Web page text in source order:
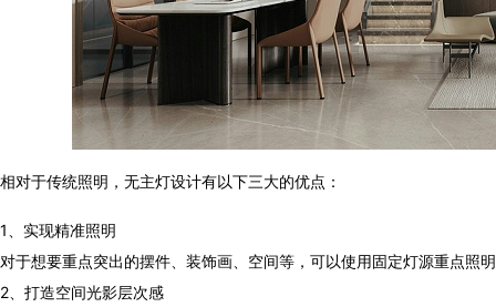
相对于传统照明，无主灯设计有以下三大的优点：
1、实现精准照明
对于想要重点突出的摆件、装饰画、空间等，可以使用固定灯源重点照明
2、打造空间光影层次感